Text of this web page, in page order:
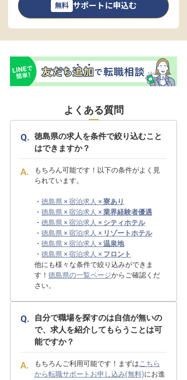
無料 サポートに申込む
よくある質問
徳島県の求人を条件で絞り込むこと
はできますか？
もちろん可能です！以下の条件がよく見
られています。
・ 徳島県 × 宿泊求人 ×寮あり
・ 徳島県 × 宿泊求人 ×業界経験者優遇
・ 徳島県 × 宿泊求人 × シティホテル
・ 徳島県 × 宿泊求人 × リゾートホテル
・ 徳島県 × 宿泊求人 ×温泉地
・ 徳島県 × 宿泊求人 × フロント
他にも様々な条件で絞り込みができま
す！ 徳島県の一覧ページからご確認くだ
さい。
自分で職場を探すのは自信が無いの
で、求人を紹介してもらうことは可
能ですか？
もちろんご利用可能です！まずはこちら
から転職サポートお申し込み(無料)にお進